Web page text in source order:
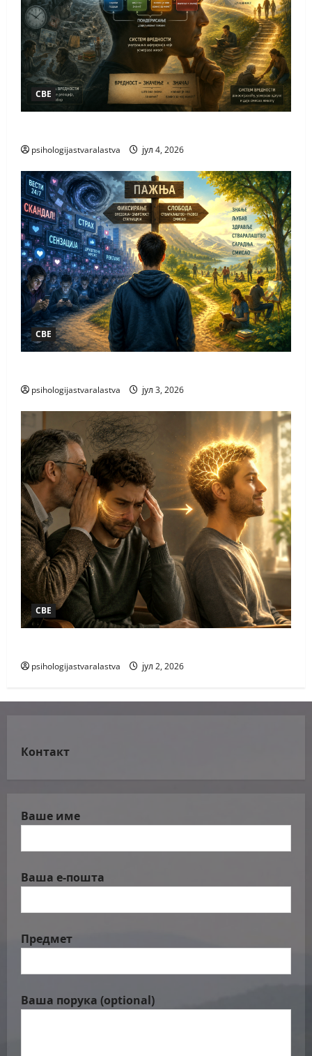
СВЕ
psihologijastvaralastva јул 4, 2026
СВЕ
psihologijastvaralastva јул 3, 2026
СВЕ
psihologijastvaralastva јул 2, 2026
Контакт
Ваше име
Ваша е-пошта
Предмет
Ваша порука (optional)